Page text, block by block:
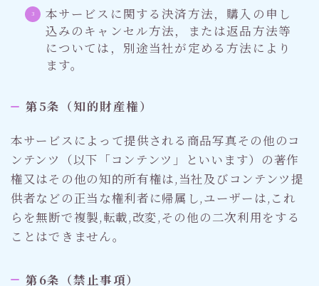
本サービスに関する決済方法，購入の申し
込みのキャンセル方法，または返品方法等
については，別途当社が定める方法により
ます。
第5条（知的財産権）
本サービスによって提供される商品写真その他のコ
ンテンツ（以下「コンテンツ」といいます）の著作
権又はその他の知的所有権は,当社及びコンテンツ提
供者などの正当な権利者に帰属し,ユーザーは,これ
らを無断で複製,転載,改変,その他の二次利用をする
ことはできません。
第6条（禁止事項）